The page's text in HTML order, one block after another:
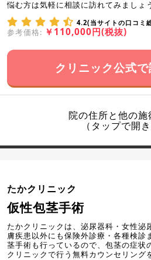
悩む方は気軽に相談に訪れてみましょ
4.2(当サイトの口コミ
参考価格: ￥110,000円(税抜)
クリニック公式
院の住所と他の
（タップで開き
たかクリニック
仮性包茎手術
たかクリニックは、泌尿器科・女性泌
膚疾患以外にも保険外診療・各種検診
茎手術も行っているので、包茎の症状
クリニックで行う無料カウンセリング